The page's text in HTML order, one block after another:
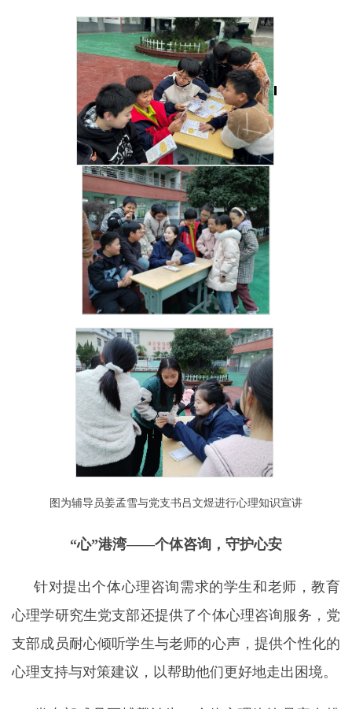
图为辅导员姜孟雪与党支书吕文煜进行心理知识宣讲
“心”港湾——个体咨询， 守护心安
针对提出个体心理咨询需求的学生和老师，教育
心理学研究生党支部还提供了个体心理咨询服务，党
支部成员耐心倾听学生与老师的心声，提供个性化的
心理支持与对策建议，以帮助他们更好地走出困境。